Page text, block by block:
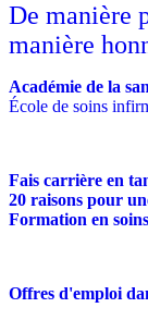
De manière
manière
Académie de la
École de soins
Fais carrière en
20 raisons pour
Formation en
Offres d'emploi